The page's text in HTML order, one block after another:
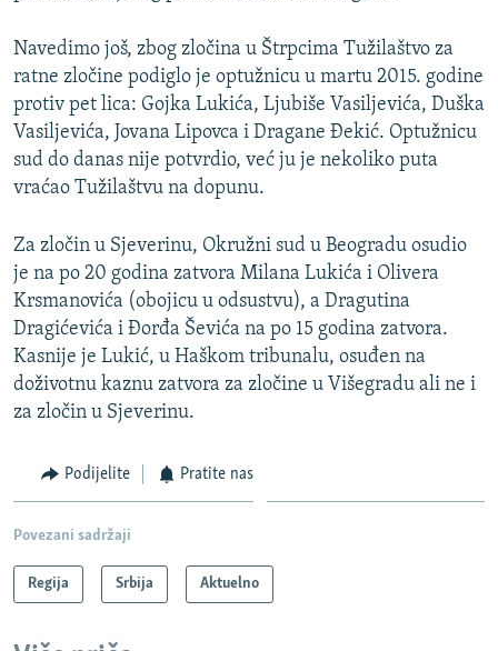
Navedimo još, zbog zločina u Štrpcima Tužilaštvo za
ratne zločine podiglo je optužnicu u martu 2015. godine
protiv pet lica: Gojka Lukića, Ljubiše Vasiljevića, Duška
Vasiljevića, Jovana Lipovca i Dragane Đekić. Optužnicu
sud do danas nije potvrdio, već ju je nekoliko puta
vraćao Tužilaštvu na dopunu.
Za zločin u Sjeverinu, Okružni sud u Beogradu osudio
je na po 20 godina zatvora Milana Lukića i Olivera
Krsmanovića (obojicu u odsustvu), a Dragutina
Dragićevića i Đorđa Ševića na po 15 godina zatvora.
Kasnije je Lukić, u Haškom tribunalu, osuđen na
doživotnu kaznu zatvora za zločine u Višegradu ali ne i
za zločin u Sjeverinu.
Podijelite Pratite nas
Povezani sadržaji
Regija Srbija Aktuelno